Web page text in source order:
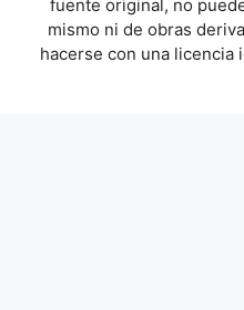
fuente original, no
mismo ni de obras
hacerse con una licencia